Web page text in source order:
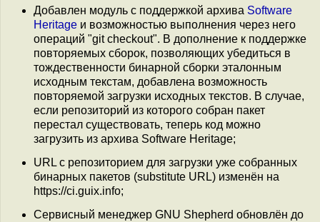
Добавлен модуль с поддержкой архива Software
Heritage и возможностью выполнения через него
операций "git checkout". В дополнение к поддержке
повторяемых сборок, позволяющих убедиться в
тождественности бинарной сборки эталонным
исходным текстам, добавлена возможность
повторяемой загрузки исходных текстов. В случае,
если репозиторий из которого собран пакет
перестал существовать, теперь код можно
загрузить из архива Software Heritage;
URL с репозиторием для загрузки уже собранных
бинарных пакетов (substitute URL) изменён на
https://ci.guix.info;
Сервисный менеджер GNU Shepherd обновлён до